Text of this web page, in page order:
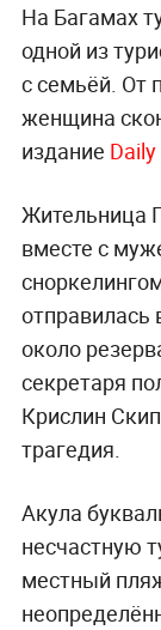
На Багамах
одной из
с семьёй. От
женщина
издание
Жительница
вместе с
отправилась
около
секретаря
Крислин
трагедия.
Акула
несчастную
местный